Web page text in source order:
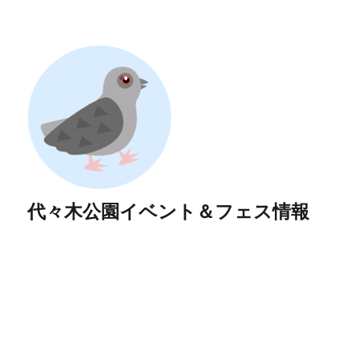
代々木公園イベント＆フェス情報